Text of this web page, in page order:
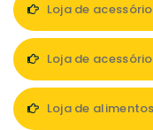
Loja de
Loja de
Loja de